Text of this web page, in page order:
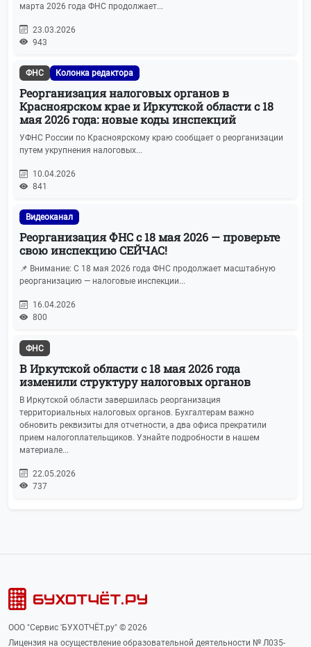
марта 2026 года ФНС продолжает...
23.03.2026
943
ФНС Колонка редактора
Реорганизация налоговых органов в
Красноярском крае и Иркутской области с 18
мая 2026 года: новые коды инспекций
УФНС России по Красноярскому краю сообщает о реорганизации
путем укрупнения налоговых...
10.04.2026
841
Видеоканал
Реорганизация ФНС с 18 мая 2026 — проверьте
свою инспекцию СЕЙЧАС!
📌 Внимание: С 18 мая 2026 года ФНС продолжает масштабную
реорганизацию — налоговые инспекции...
16.04.2026
800
ФНС
В Иркутской области с 18 мая 2026 года
изменили структуру налоговых органов
В Иркутской области завершилась реорганизация
территориальных налоговых органов. Бухгалтерам важно
обновить реквизиты для отчетности, а два офиса прекратили
прием налогоплательщиков. Узнайте подробности в нашем
материале...
22.05.2026
737
ООО "Сервис 'БУХОТЧЁТ.ру" © 2026
Лицензия на осуществление образовательной деятельности № Л035-